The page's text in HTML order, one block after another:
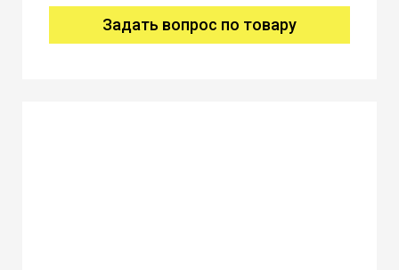
Задать вопрос по товару